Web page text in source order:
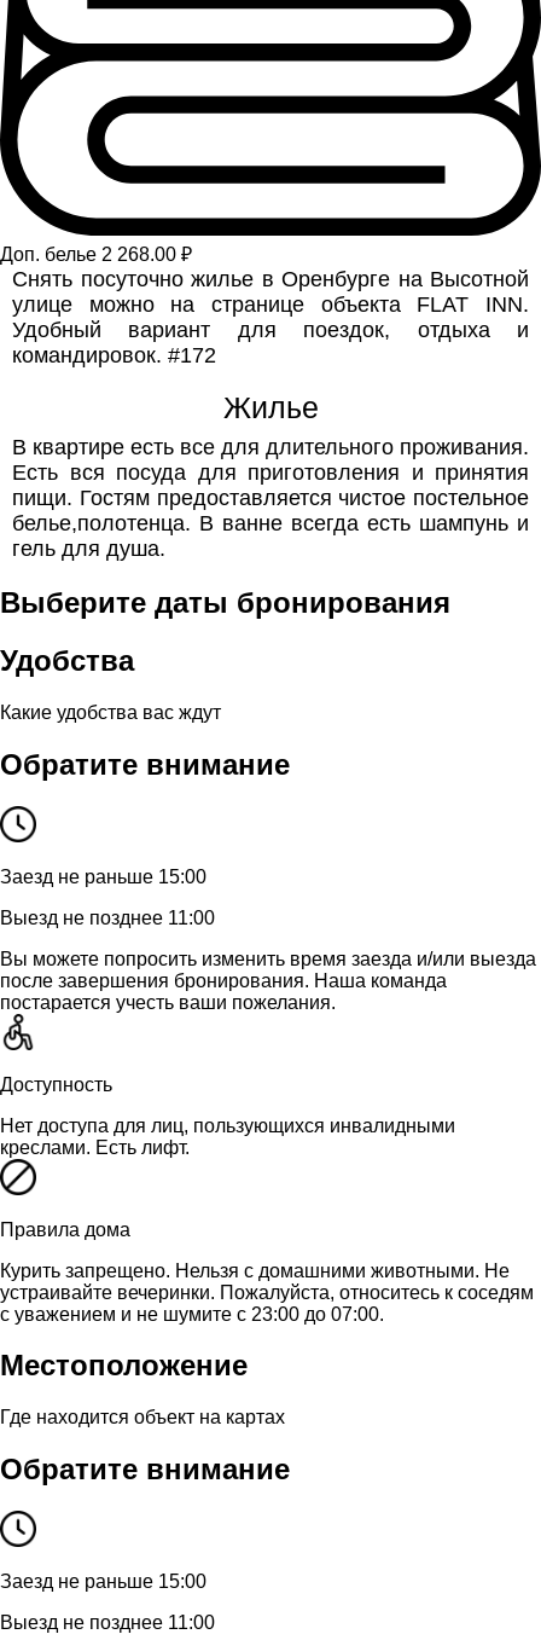
Доп. белье 2 268.00 ₽
Снять посуточно жилье в Оренбурге на Высотной
улице можно на странице объекта FLAT INN.
Удобный вариант для поездок, отдыха и
командировок. #172
Жилье
В квартире есть все для длительного проживания.
Есть вся посуда для приготовления и принятия
пищи. Гостям предоставляется чистое постельное
белье,полотенца. В ванне всегда есть шампунь и
гель для душа.
Выберите даты бронирования
Удобства
Какие удобства вас ждут
Обратите внимание
Заезд не раньше 15:00
Выезд не позднее 11:00
Вы можете попросить изменить время заезда и/или выезда
после завершения бронирования. Наша команда
постарается учесть ваши пожелания.
Доступность
Нет доступа для лиц, пользующихся инвалидными
креслами. Есть лифт.
Правила дома
Курить запрещено. Нельзя с домашними животными. Не
устраивайте вечеринки. Пожалуйста, относитесь к соседям
с уважением и не шумите с 23:00 до 07:00.
Местоположение
Где находится объект на картах
Обратите внимание
Заезд не раньше 15:00
Выезд не позднее 11:00